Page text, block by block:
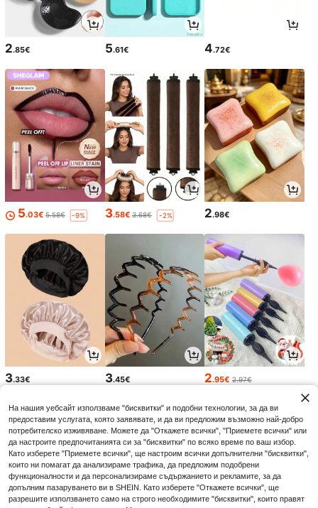
2.85€ 5.61€ 4.72€
5.03€ 5.58€ -9% 3.58€ 3.68€ -2% 2.98€
3.33€ 3.45€ 2.95€ 2.97€
На нашия уебсайт използваме "бисквитки" и подобни технологии, за да ви
предоставим услугата, която заявявате, и да ви предложим възможно най-добро
потребителско изживяване. Можете да "Откажете всички", "Приемете всички" или
да настроите предпочитанията си за "бисквитки" по всяко време по ваш избор.
Като изберете "Приемете всички", ще настроим всички допълнителни "бисквитки",
които ни помагат да анализираме трафика, да предложим подобрени
функционалности и да персонализираме съдържанието и рекламите, за да
допълним пазаруването ви в SHEIN. Като изберете "Откажете всички", ще
разрешите използването само на строго необходимите "бисквитки", които правят